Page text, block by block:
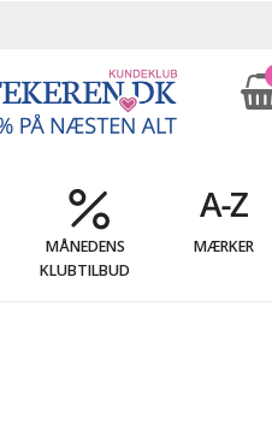
MÅNEDENS
KLUBTILBUD
MÆRKER